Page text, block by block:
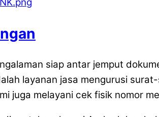
siap antar jemput
layanan jasa mengurusi
juga melayani cek fisik nomor